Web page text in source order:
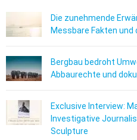
Die zunehmende
Messbare Fakten
Bergbau bedroht
Abbaurechte und
Exclusive Interview:
Investigative
Sculpture